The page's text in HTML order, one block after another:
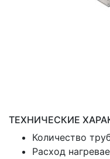
ТЕХНИЧЕСКИЕ
Количество
Расход